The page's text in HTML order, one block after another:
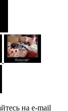
на e-mail